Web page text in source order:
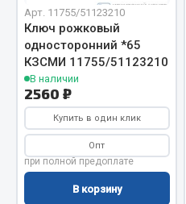
Жидкостные подогреватели
Отопители салона
Подогреватели тосола
Весь раздел
Автотовары
Арт. 11755/51123210
Ключ рожковый
односторонний *65
КЗСМИ 11755/51123210
В наличии
2560 ₽
Купить в один клик
Опт
при полной предоплате
В корзину